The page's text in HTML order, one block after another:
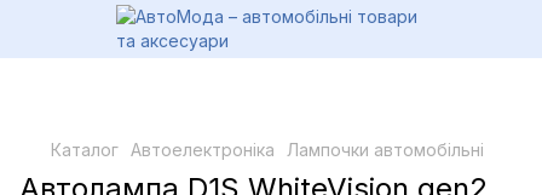
Каталог Автоелектроніка Лампочки автомобільні